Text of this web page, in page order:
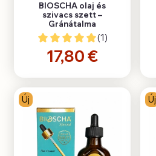
BIOSCHA olaj és
szivacs szett –
Gránátalma
(1)
17,80 €
Új Új